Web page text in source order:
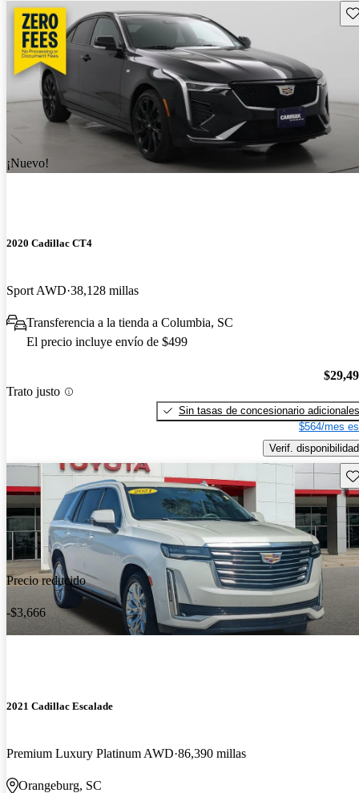
¡Nuevo!
2020 Cadillac CT4
Sport AWD 38,128 millas
Transferencia a la tienda a Columbia, SC
El precio incluye envío de $499
Trato justo
Sin tasas de concesionario adicionales
$564/mes
Verif. disponibilidad
Precio reducido
-$3,666
2021 Cadillac Escalade
Premium Luxury Platinum AWD 86,390 millas
Orangeburg, SC